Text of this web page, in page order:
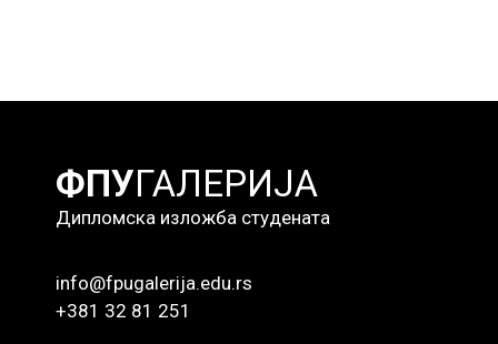
ФПУГАЛЕРИЈА
Дипломска изложба студената
info@fpugalerija.edu.rs
+381 32 81 251